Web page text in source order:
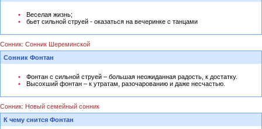
Веселая жизнь;
бьет сильной струей - оказаться на вечеринке с танцами
Сонник: Сонник Шереминской
Сонник Фонтан
Фонтан с сильной струей – большая неожиданная радость, к достатку.
Высохший фонтан – к утратам, разочарованию и даже несчастью.
Сонник: Новый семейный сонник
К чему снится Фонтан